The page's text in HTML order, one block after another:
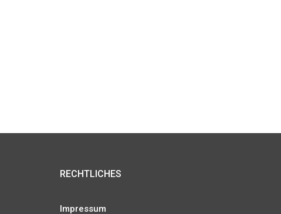
RECHTLICHES
Impressum